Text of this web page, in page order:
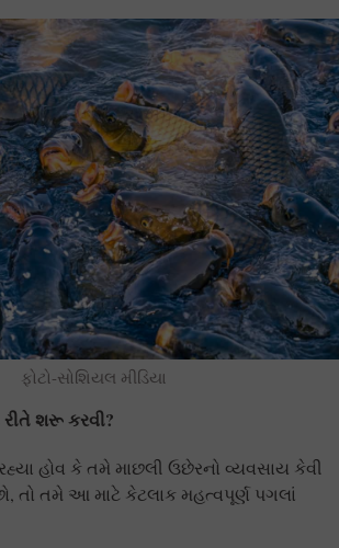
ફોટો-સોશિયલ મીડિયા
રીતે શરૂ કરવી?
હોવ કે તમે માછલી ઉછેરનો વ્યવસાય કેવી
તો તમે આ માટે કેટલાક મહત્વપૂર્ણ પગલાં